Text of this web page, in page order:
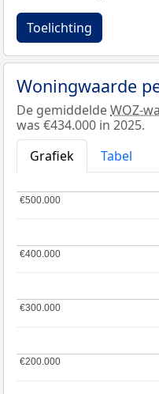
Toelichting
Woningwaarde
De gemiddeldeWOZ-
was €434.000 in 2025.
Grafiek
Tabel
€200.000
€200.000
€300.000
€300.000
€400.000
€400.000
€500.000
€500.000